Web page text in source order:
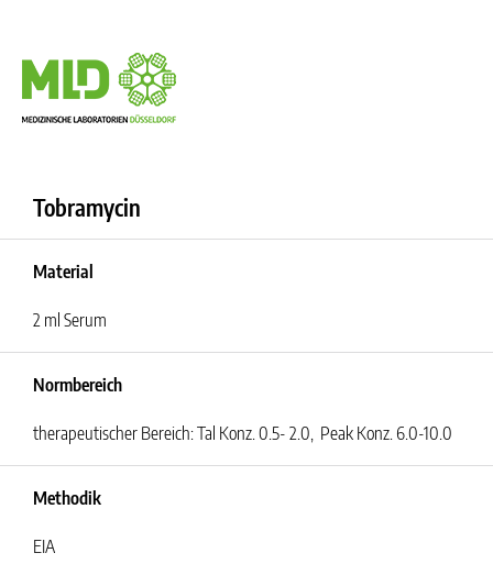
Tobramycin
Material
2 ml Serum
Normbereich
therapeutischer Bereich: Tal Konz. 0.5- 2.0, Peak Konz. 6.0-10.0
Methodik
EIA